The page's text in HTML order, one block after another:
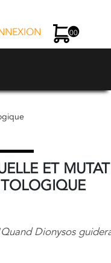
00
ET
Dionysos